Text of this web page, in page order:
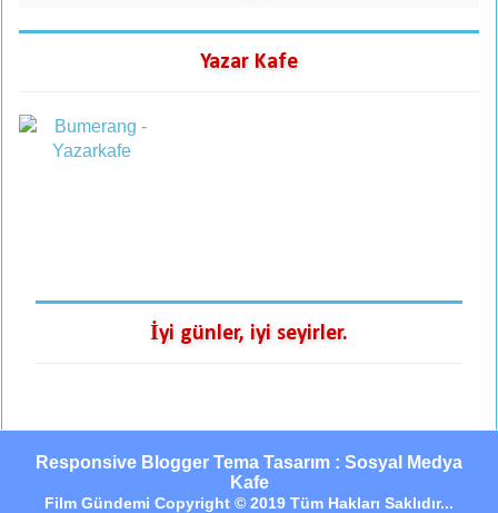
Yazar Kafe
İyi günler, iyi seyirler.
Responsive Blogger Tema Tasarım : Sosyal Medya
Kafe
Film Gündemi Copyright © 2019 Tüm Hakları Saklıdır...